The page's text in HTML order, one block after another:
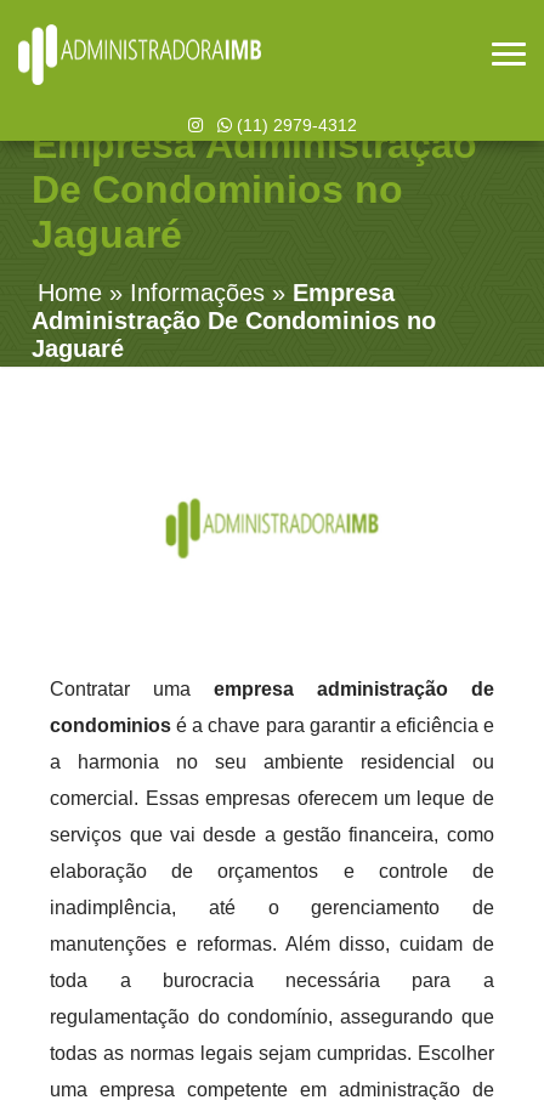
(11) 2979-4312
Empresa Administração
De Condominios no
Jaguaré
Home » Informações » Empresa
Administração De Condominios no
Jaguaré
Contratar uma empresa administração de
condominios é a chave para garantir a eficiência e
a harmonia no seu ambiente residencial ou
comercial. Essas empresas oferecem um leque de
serviços que vai desde a gestão financeira, como
elaboração de orçamentos e controle de
inadimplência, até o gerenciamento de
manutenções e reformas. Além disso, cuidam de
toda a burocracia necessária para a
regulamentação do condomínio, assegurando que
todas as normas legais sejam cumpridas. Escolher
uma empresa competente em administração de